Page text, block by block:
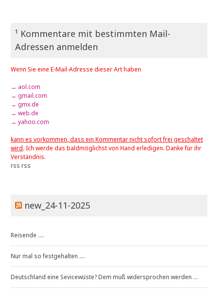
¹ Kommentare mit bestimmten Mail-
Adressen anmelden
Wenn Sie eine E-Mail-Adresse dieser Art haben
→ aol.com
→ gmail.com
→ gmx.de
→ web.de
→ yahoo.com
kann es vorkommen, dass ein Kommentar nicht sofort frei geschaltet
wird. Ich werde das baldmöglichst von Hand erledigen. Danke für ihr
Verständnis.
rss rss
new_24-11-2025
Reisende ....
Nur mal so festgehalten ....
Deutschland eine Sevicewüste? Dem muß widersprochen werden ...